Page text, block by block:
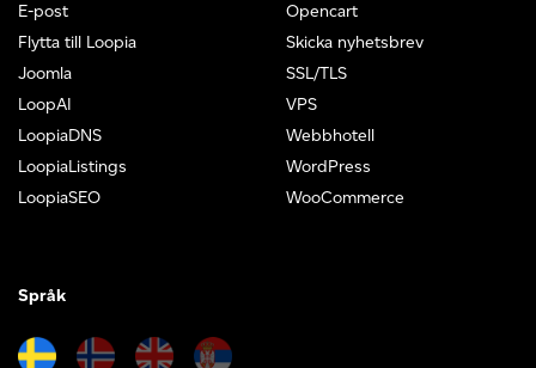
E-post
Flytta till Loopia
Joomla
LoopAI
LoopiaDNS
LoopiaListings
LoopiaSEO
Opencart
Skicka nyhetsbrev
SSL/TLS
VPS
Webbhotell
WordPress
WooCommerce
Språk